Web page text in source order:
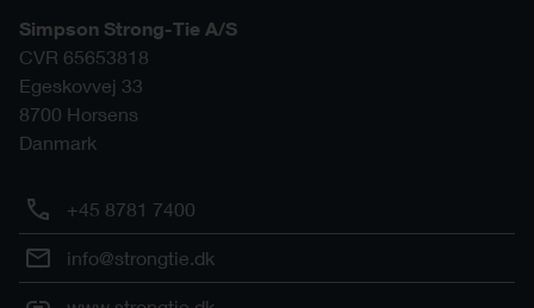
Simpson Strong-Tie A/S
CVR 65653818
Egeskovvej 33
8700 Horsens
Danmark
+45 8781 7400
info@strongtie.dk